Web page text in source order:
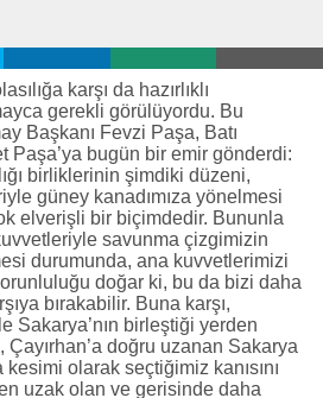
karşı da hazırlıklı
gerekli görülüyordu. Bu
Başkanı Fevzi Paşa, Batı
Paşa’ya bugün bir emir gönderdi:
birliklerinin şimdiki düzeni,
güney kanadımıza yönelmesi
elverişli bir biçimdedir. Bununla
savunma çizgimizin
durumunda, ana kuvvetlerimizi
doğar ki, bu da bizi daha
bırakabilir. Buna karşı,
Sakarya’nın birleştiği yerden
Çayırhan’a doğru uzanan Sakarya
olarak seçtiğimiz kanısını
uzak olan ve gerisinde daha